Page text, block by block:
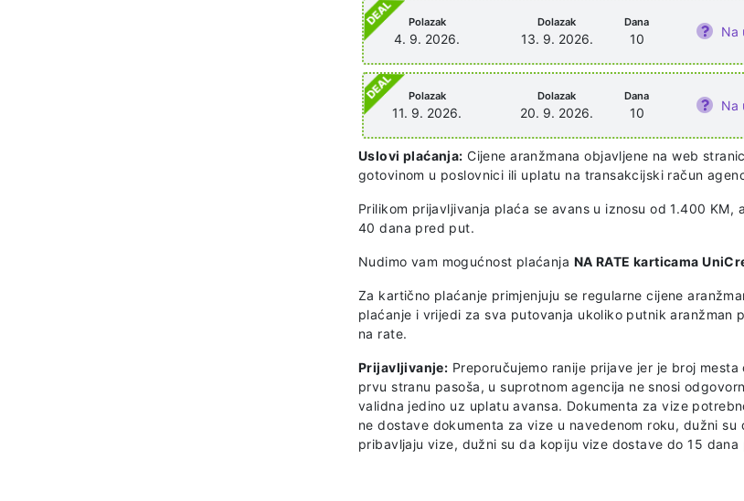
Polazak
4. 9. 2026.
Dolazak
13. 9. 2026.
Dana
10 Na
Polazak
11. 9. 2026.
Dolazak
20. 9. 2026.
Dana
10 Na
Uslovi plaćanja: Cijene aranžmana objavljene na web
gotovinom u poslovnici ili uplatu na transakcijski račun
Prilikom prijavljivanja plaća se avans u iznosu od 1.400
40 dana pred put.
Nudimo vam mogućnost plaćanja NA RATE karticama
Za kartično plaćanje primjenjuju se regularne cijene
plaćanje i vrijedi za sva putovanja ukoliko putnik
na rate.
Prijavljivanje: Preporučujemo ranije prijave jer je broj
prvu stranu pasoša, u suprotnom agencija ne snosi
validna jedino uz uplatu avansa. Dokumenta za vize
ne dostave dokumenta za vize u navedenom roku, dužni
pribavljaju vize, dužni su da kopiju vize dostave do 15 dana